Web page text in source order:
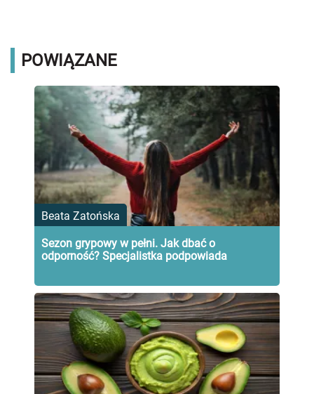
POWIĄZANE
Beata Zatońska
Sezon grypowy w pełni. Jak dbać o
odporność? Specjalistka podpowiada